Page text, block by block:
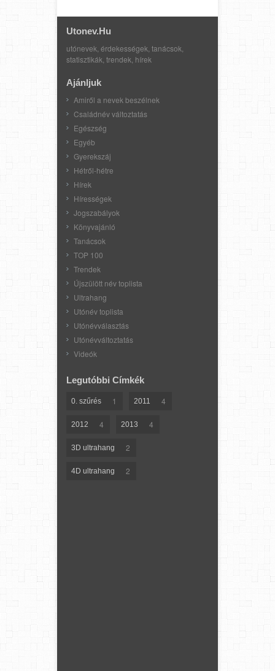
Utonev.hu
utónevek, érdekességek, tanácsok,
statisztikák, trendek, hírek
Ajánljuk
Amiről a nevek beszélnek
Családnév változtatás
Egészség
Egyéb
Gyerekszáj
Hétről-hétre
Hírek
Hírességek
Jogszabályok
Könyvajánló
Tanácsok
TOP 100
Trendek
Újszülött név toplista
Ultrahang
Utónév toplista
Utónévválasztás
Utónévváltoztatás
Videók
Legutóbbi Címkék
0. szűrés 1 2011 4
2012 4 2013 4
3D ultrahang 2
4D ultrahang 2